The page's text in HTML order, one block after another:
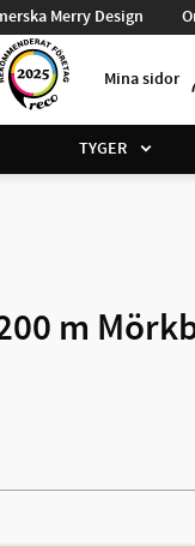
Merry Design
Mina sidor
TYGER
m